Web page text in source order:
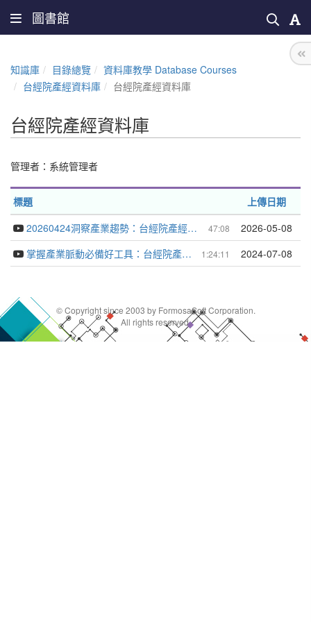
圖書館
知識庫 目錄總覽
資料庫教學 Database Courses
台經院產經資料庫
台經院產經資料庫
台經院產經資料庫
管理者： 系統管理者
標題 上傳日期
47:08
20260424洞察產業趨勢：台經院產經資料庫 2026-05-08
1:24:11
掌握產業脈動必備好工具：台經院產經資料庫 2024-07-08
© Copyright since 2003 by FormosaSoft Corporation.
All rights reserved.